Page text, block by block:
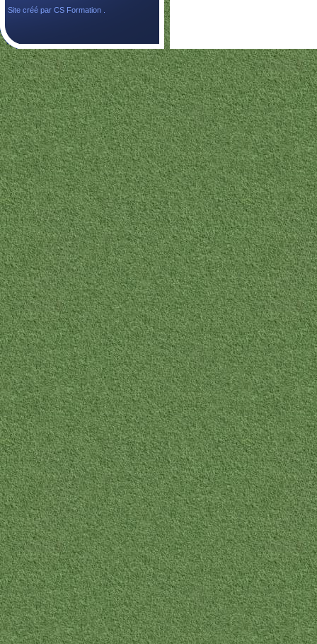
Site créé par CS Formation .